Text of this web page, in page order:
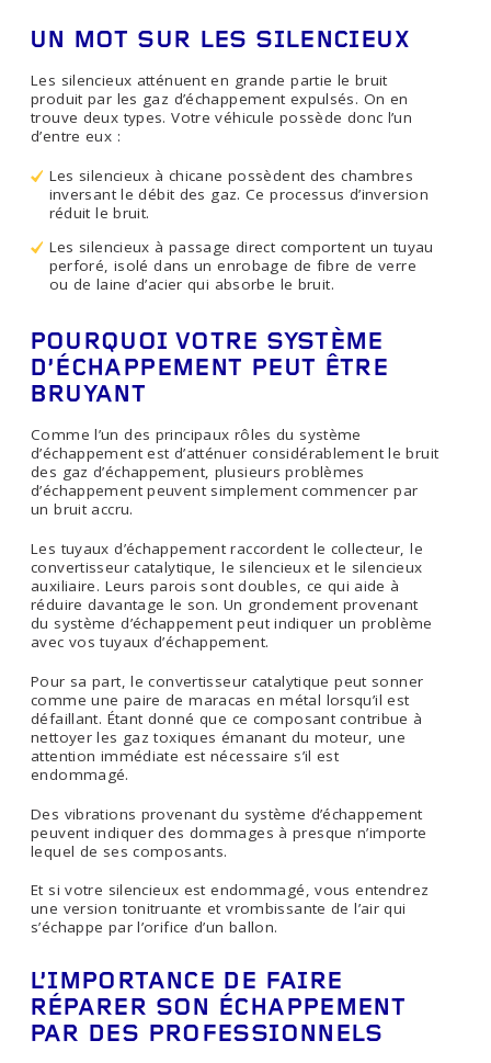
UN MOT SUR LES SILENCIEUX
Les silencieux atténuent en grande partie le bruit
produit par les gaz d’échappement expulsés. On en
trouve deux types. Votre véhicule possède donc l’un
d’entre eux :
Les silencieux à chicane possèdent des chambres
inversant le débit des gaz. Ce processus d’inversion
réduit le bruit.
Les silencieux à passage direct comportent un tuyau
perforé, isolé dans un enrobage de fibre de verre
ou de laine d’acier qui absorbe le bruit.
POURQUOI VOTRE SYSTÈME
D’ÉCHAPPEMENT PEUT ÊTRE
BRUYANT
Comme l’un des principaux rôles du système
d’échappement est d’atténuer considérablement le bruit
des gaz d’échappement, plusieurs problèmes
d’échappement peuvent simplement commencer par
un bruit accru.
Les tuyaux d’échappement raccordent le collecteur, le
convertisseur catalytique, le silencieux et le silencieux
auxiliaire. Leurs parois sont doubles, ce qui aide à
réduire davantage le son. Un grondement provenant
du système d’échappement peut indiquer un problème
avec vos tuyaux d’échappement.
Pour sa part, le convertisseur catalytique peut sonner
comme une paire de maracas en métal lorsqu’il est
défaillant. Étant donné que ce composant contribue à
nettoyer les gaz toxiques émanant du moteur, une
attention immédiate est nécessaire s’il est
endommagé.
Des vibrations provenant du système d’échappement
peuvent indiquer des dommages à presque n’importe
lequel de ses composants.
Et si votre silencieux est endommagé, vous entendrez
une version tonitruante et vrombissante de l’air qui
s’échappe par l’orifice d’un ballon.
L’IMPORTANCE DE FAIRE
RÉPARER SON ÉCHAPPEMENT
PAR DES PROFESSIONNELS